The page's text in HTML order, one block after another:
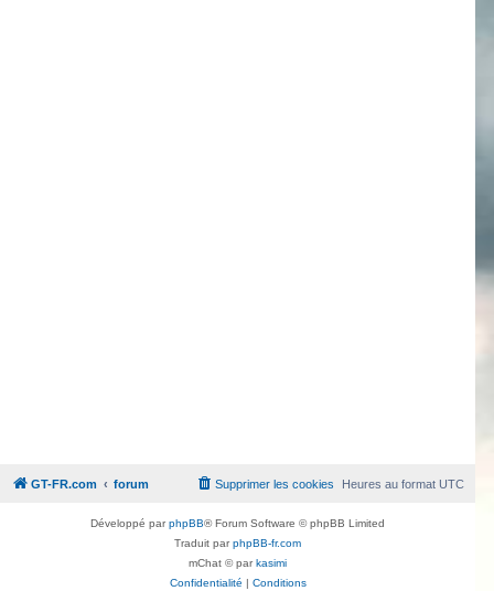
GT-FR.com forum Heures au formatUTC
Supprimer les cookies
Développé parphpBB® Forum Software © phpBB Limited
Traduit parphpBB-fr.com
mChat © par kasimi
Confidentialité
Conditions